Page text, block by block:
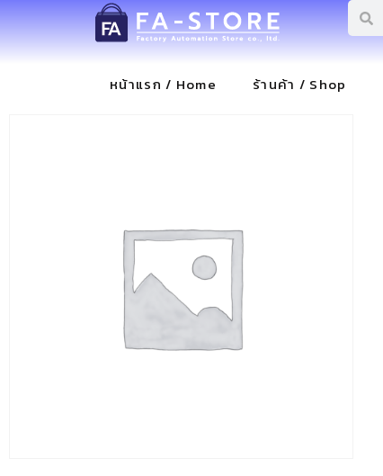
หน้าแรก / Home ร้านค้า / Shop